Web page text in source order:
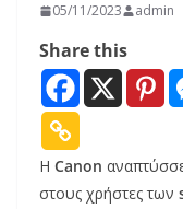
05/11/2023 admin
Share this
H Canon
στους χρήστες των